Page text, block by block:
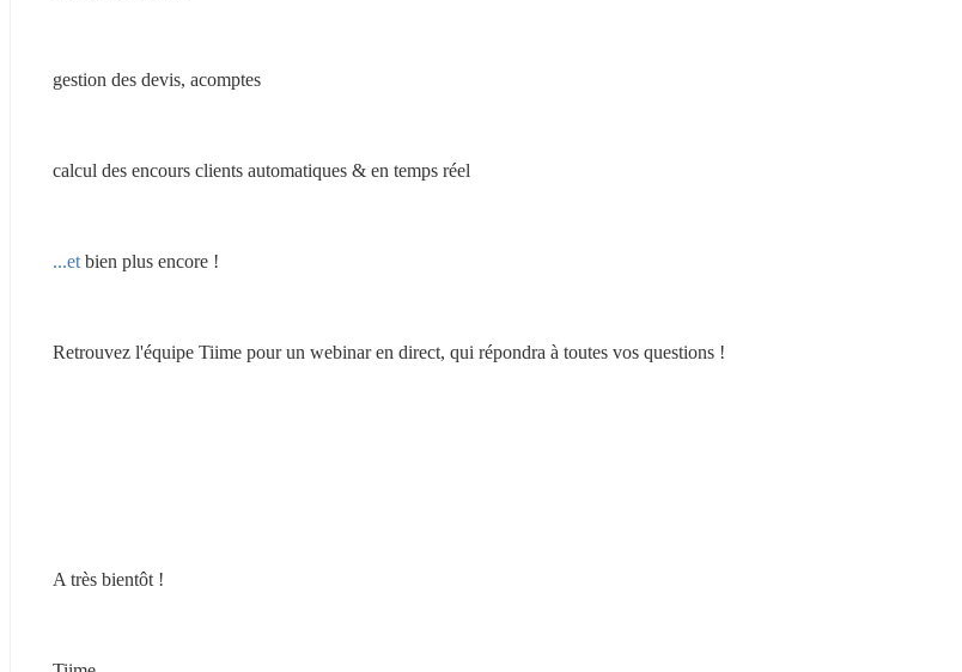
gestion des devis, acomptes
calcul des encours clients automatiques & en temps réel
...et bien plus encore !
Retrouvez l'équipe Tiime pour un webinar en direct, qui répondra à toutes vos questions !
A très bientôt !